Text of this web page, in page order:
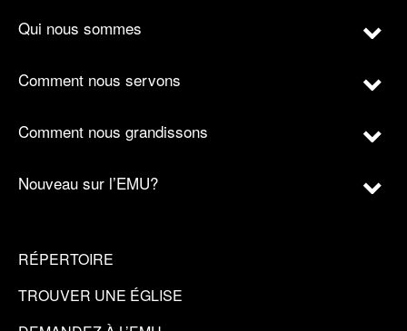
Qui nous sommes
Comment nous servons
Comment nous grandissons
Nouveau sur l’EMU?
RÉPERTOIRE
TROUVER UNE ÉGLISE